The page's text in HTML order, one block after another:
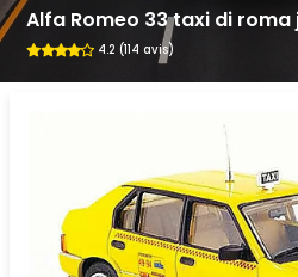
Alfa Romeo 33 taxi di roma
4.2 (114 avis)